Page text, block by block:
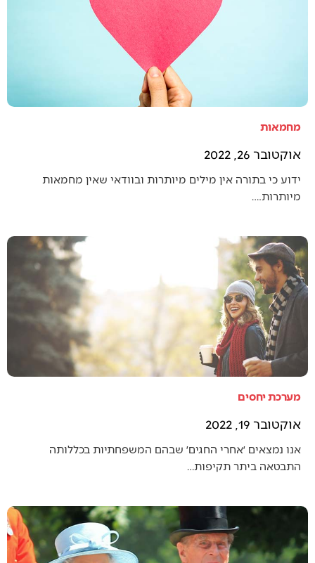
מחמאות
אוקטובר 26, 2022
ידוע כי בתורה אין מילים מיותרות ובוודאי שאין מחמאות
מיותרות.…
מערכת יחסים
אוקטובר 19, 2022
אנו נמצאים ׳אחרי החגים׳ שבהם המשפחתיות בכללותה
התבטאה ביתר תקיפות…